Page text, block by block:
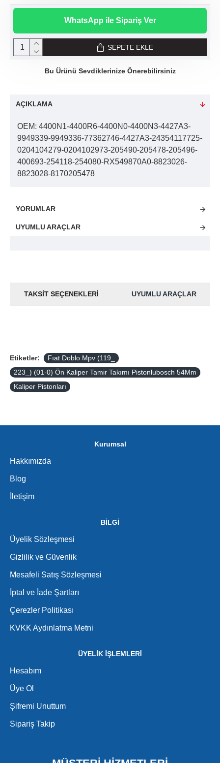
WhatsApp ile Sipariş Ver
SEPETE EKLE
Bu Ürünü Sevdiklerinize Önerebilirsiniz
AÇIKLAMA
OEM: 4400N1-4400R6-4400N0-4400N3-4427A3-
9949339-9949336-77362746-4427A3-24354117725-
0204104279-0204102973-205490-205478-205496-
400693-254118-254080-RX549870A0-8823026-
8823028-8170205478
YORUMLAR
UYUMLU ARAÇLAR
TAKSIT SEÇENEKLERI UYUMLU ARAÇLAR
Etiketler:
Fıat Doblo Mpv (119_
223_) (01-0) Ön Kaliper Tamir Takımı Pistonlubosch 54Mm
Kaliper Pistonları
Kurumsal
Hakkımızda
Blog
İletişim
BİLGİ
Üyelik Sözleşmesi
Gizlilik ve Güvenlik
Mesafeli Satış Sözleşmesi
İptal ve İade Şartları
Çerezler Politikası
KVKK Aydınlatma Metni
ÜYELİK İŞLEMLERİ
Hesabım
Üye Ol
Şifremi Unuttum
Sipariş Takip